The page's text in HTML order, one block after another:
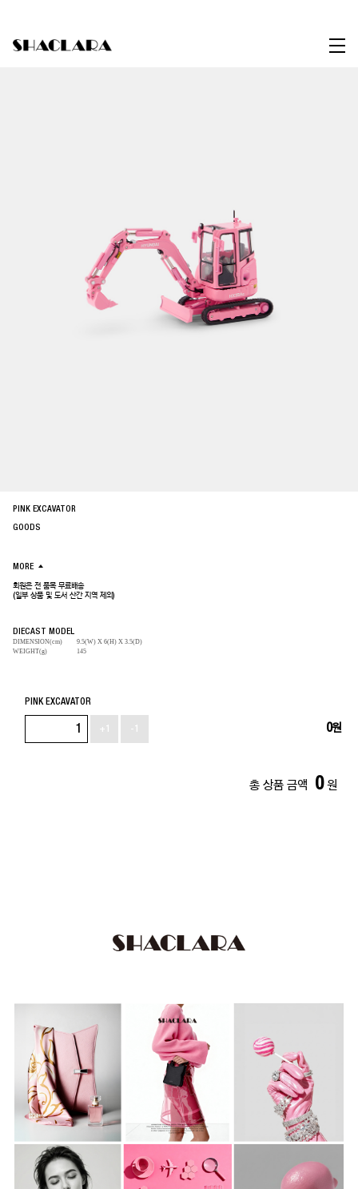
PINK EXCAVATOR
GOODS
MORE
회원은 전 품목 무료배송
(일부 상품 및 도서 산간 지역 제외)
DIECAST MODEL
DIMENSION(cm)
9.5(W) X 6(H) X 3.5(D)
WEIGHT(g)
145
PINK EXCAVATOR
+1 -1 0원
총 상품 금액 0 원